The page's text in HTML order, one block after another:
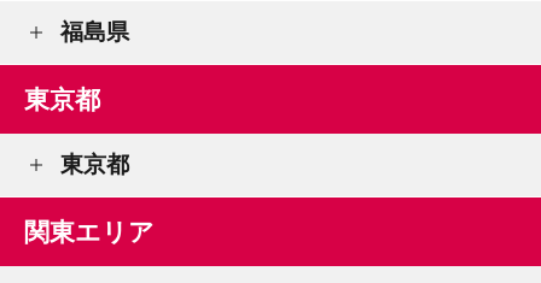
福島県
東京都
東京都
関東エリア